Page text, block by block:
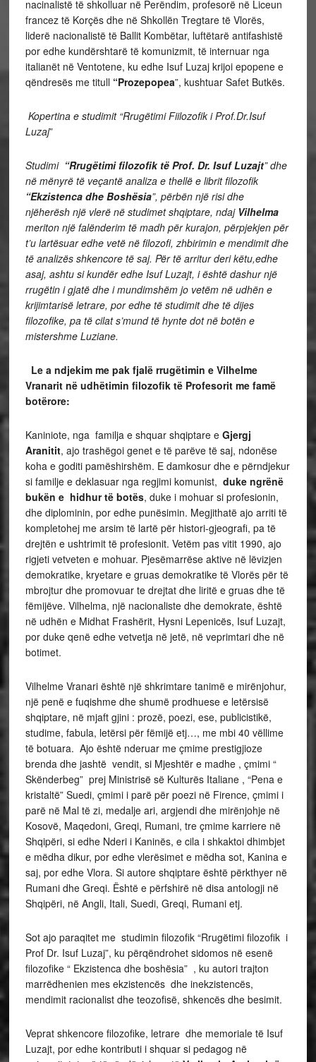
nacinalistë të shkolluar në Perëndim, profesorë në Liceun
francez të Korçës dhe në Shkollën Tregtare të Vlorës,
liderë nacionalistë të Ballit Kombëtar, luftëtarë antifashistë
por edhe kundërshtarë të komunizmit, të internuar nga
italianët në Ventotene, ku edhe Isuf Luzaj krijoi epopene e
qëndresës me titull “Prozepopea”, kushtuar Safet Butkës.
Kopertina e studimit “Rrugëtimi Fiilozofik i Prof.Dr.Isuf
Luzaj”
Studimi “Rrugëtimi filozofik të Prof. Dr. Isuf Luzajt” dhe
në mënyrë të veçantë analiza e thellë e librit filozofik
“Ekzistenca dhe Boshësia”, përbën një risi dhe
njëherësh një vlerë në studimet shqiptare, ndaj Vilhelma
meriton një falënderim të madh për kurajon, përpjekjen për
t’u lartësuar edhe vetë në filozofi, zhbirimin e mendimit dhe
të analizës shkencore të saj. Për të arritur deri këtu,edhe
asaj, ashtu si kundër edhe Isuf Luzajt, i është dashur një
rrugëtin i gjatë dhe i mundimshëm jo vetëm në udhën e
krijimtarisë letrare, por edhe të studimit dhe të dijes
filozofike, pa të cilat s’mund të hynte dot në botën e
mistershme Luziane.
Le a ndjekim me pak fjalë rrugëtimin e Vilhelme
Vranarit në udhëtimin filozofik të Profesorit me famë
botërore:
Kaniniote, nga familja e shquar shqiptare e Gjergj
Aranitit, ajo trashëgoi genet e të parëve të saj, ndonëse
koha e goditi pamëshirshëm. E damkosur dhe e përndjekur
si familje e deklasuar nga regjimi komunist, duke ngrënë
bukën e hidhur të botës, duke i mohuar si profesionin,
dhe diplominin, por edhe punësimin. Megjithatë ajo arriti të
kompletohej me arsim të lartë për histori-gjeografi, pa të
drejtën e ushtrimit të profesionit. Vetëm pas vitit 1990, ajo
rigjeti vetveten e mohuar. Pjesëmarrëse aktive në lëvizjen
demokratike, kryetare e gruas demokratike të Vlorës për të
mbrojtur dhe promovuar te drejtat dhe liritë e gruas dhe të
fëmijëve. Vilhelma, një nacionaliste dhe demokrate, është
në udhën e Midhat Frashërit, Hysni Lepenicës, Isuf Luzajt,
por duke qenë edhe vetvetja në jetë, në veprimtari dhe në
botimet.
Vilhelme Vranari është një shkrimtare tanimë e mirënjohur,
një penë e fuqishme dhe shumë prodhuese e letërsisë
shqiptare, në mjaft gjini : prozë, poezi, ese, publicistikë,
studime, fabula, letërsi për fëmijë etj…, me mbi 40 vëllime
të botuara. Ajo është nderuar me çmime prestigjioze
brenda dhe jashtë vendit, si Mjeshtër e madhe , çmimi “
Skënderbeg” prej Ministrisë së Kulturës Italiane , “Pena e
kristaltë” Suedi, çmimi i parë për poezi në Firence, çmimi i
parë në Mal të zi, medalje ari, argjendi dhe mirënjohje në
Kosovë, Maqedoni, Greqi, Rumani, tre çmime karriere në
Shqipëri, si edhe Nderi i Kaninës, e cila i shkaktoi dhimbjet
e mëdha dikur, por edhe vlerësimet e mëdha sot, Kanina e
saj, por edhe Vlora. Si autore shqiptare është përkthyer në
Rumani dhe Greqi. Është e përfshirë në disa antologji në
Shqipëri, në Angli, Itali, Suedi, Greqi, Rumani etj.
Sot ajo paraqitet me studimin filozofik “Rrugëtimi filozofik i
Prof Dr. Isuf Luzaj”, ku përqëndrohet sidomos në esenë
filozofike “ Ekzistenca dhe boshësia” , ku autori trajton
marrëdhenien mes ekzistencës dhe inekzistencës,
mendimit racionalist dhe teozofisë, shkencës dhe besimit.
Veprat shkencore filozofike, letrare dhe memoriale të Isuf
Luzajt, por edhe kontributi i shquar si pedagog në